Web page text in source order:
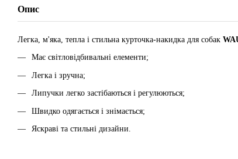
Опис
Легка, м'яка, тепла і стильна курточка-накидка для собак
Має світловідбивальні елементи;
Легка і зручна;
Липучки легко застібаються і регулюються;
Швидко одягається і знімається;
Яскраві та стильні дизайни.